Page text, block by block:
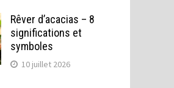
Rêver d’acacias – 8
significations et
symboles
10 juillet 2026